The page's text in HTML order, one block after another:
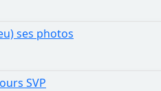
ses photos
SVP